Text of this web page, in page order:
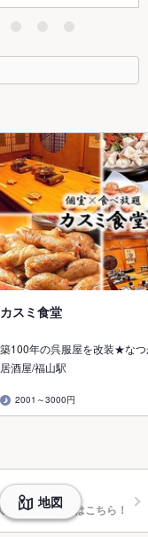
カスミ食堂
築100年の呉服屋を改装★な
居酒屋/福山駅
2001～3000円
倍たまるお店はこちら！
地図